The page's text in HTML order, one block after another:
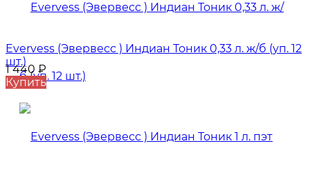
Evervess (Эвервесс ) Индиан Тоник 0,33 л. ж/б (уп. 12
шт.)
1 440 ₽
Купить